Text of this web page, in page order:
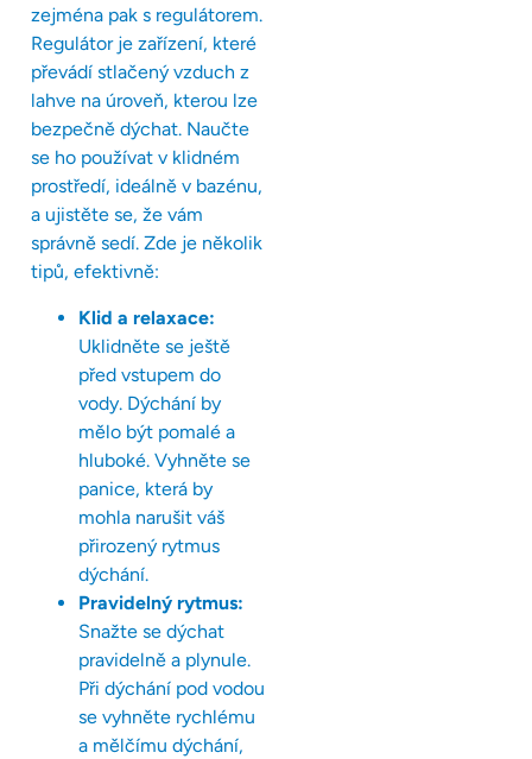
zejména pak s regulátorem.
Regulátor je zařízení, které
převádí stlačený vzduch z
lahve na úroveň, kterou lze
bezpečně dýchat. Naučte
se ho používat v klidném
prostředí, ideálně v bazénu,
a ujistěte se, že vám
správně sedí. Zde je několik
tipů, efektivně:
Klid a relaxace:
Uklidněte se ještě
před vstupem do
vody. Dýchání by
mělo být pomalé a
hluboké. Vyhněte se
panice, která by
mohla narušit váš
přirozený rytmus
dýchání.
Pravidelný rytmus:
Snažte se dýchat
pravidelně a plynule.
Při dýchání pod vodou
se vyhněte rychlému
a mělčímu dýchání,